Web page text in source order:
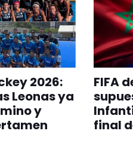
2026:
Leonas ya
y
FIFA
final